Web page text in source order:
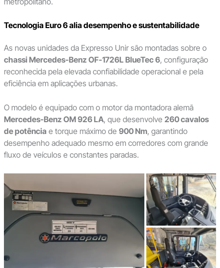
Tecnologia Euro 6 alia desempenho e sustentabilidade
As novas unidades da Expresso Unir são montadas sobre o
chassi Mercedes-Benz OF-1726L BlueTec 6, configuração
reconhecida pela elevada confiabilidade operacional e pela
eficiência em aplicações urbanas.
O modelo é equipado com o motor da montadora alemã
Mercedes-Benz OM 926 LA, que desenvolve 260 cavalos
de potência e torque máximo de 900 Nm, garantindo
desempenho adequado mesmo em corredores com grande
fluxo de veículos e constantes paradas.